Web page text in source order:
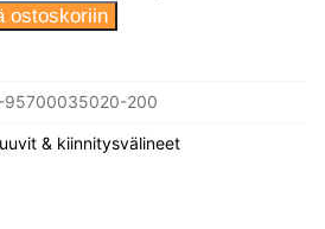
ostoskoriin
95700035020-200
& kiinnitysvälineet